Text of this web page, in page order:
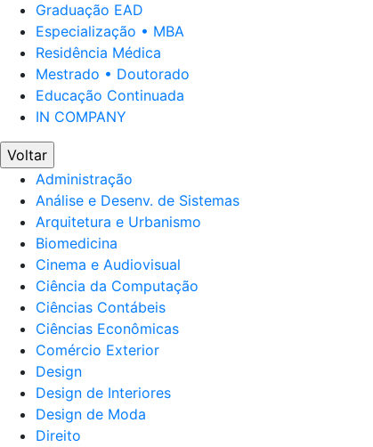
Graduação EAD
Especialização • MBA
Residência Médica
Mestrado • Doutorado
Educação Continuada
IN COMPANY
Voltar
Administração
Análise e Desenv. de Sistemas
Arquitetura e Urbanismo
Biomedicina
Cinema e Audiovisual
Ciência da Computação
Ciências Contábeis
Ciências Econômicas
Comércio Exterior
Design
Design de Interiores
Design de Moda
Direito